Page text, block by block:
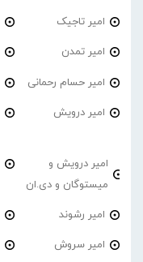
امیر تاجیک
امیر تمدن
امیر حسام رحمانی
امیر درویش
امیر درویش و
میستوگان و دی.ان
امیر رشوند
امیر سروش